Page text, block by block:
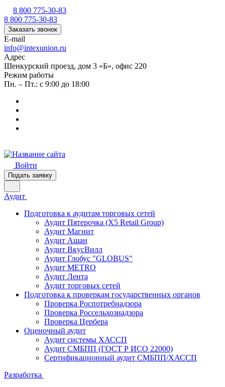
8 800 775-30-83
8 800 775-30-83
Заказать звонок
E-mail
info@intexunion.ru
Адрес
Шенкурский проезд, дом 3 «Б», офис 220
Режим работы
Пн. – Пт.: с 9:00 до 18:00
Войти
Подать заявку
Аудит
Подготовка к аудитам торговых сетей
Аудит Пятерочка (X5 Retail Group)
Аудит Магнит
Аудит Ашан
Аудит ВкусВилл
Аудит Глобус "GLOBUS"
Аудит METRO
Аудит Лента
Аудит торговых сетей
Подготовка к проверкам государственных органов
Проверка Роспотребнадзора
Проверка Россельхознадзора
Проверка Цербера
Оценочный аудит
Аудит системы ХАССП
Аудит СМБПП (ГОСТ Р ИСО 22000)
Сертификационный аудит СМБПП/ХАССП
Разработка